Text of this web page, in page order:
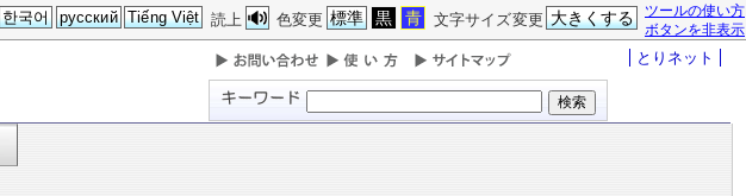
ツールの使い方
ボタンを非表示
文字サイズ変更 大きくする
色変更 標準 黒 青
読上
한국어 русский Tiếng Việt
とりネット